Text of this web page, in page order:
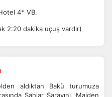
4* VB.
2:20 dakika uçuş vardır)
aldıktan Bakü turumuza
Şahlar Sarayını, Maiden